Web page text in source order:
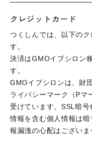
クレジットカード
つくしんでは、以下の
す。
決済はGMOイプシロン
す。
GMOイプシロンは、財
ライバシーマーク（Pマ
受けています。SSL暗
情報を含む個人情報は
報漏洩の心配はございま